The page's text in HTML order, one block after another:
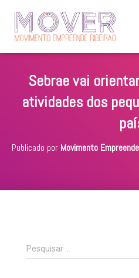
Sebrae vai
atividades dos
Publicado por Movimento
P
e
Pesquisar …